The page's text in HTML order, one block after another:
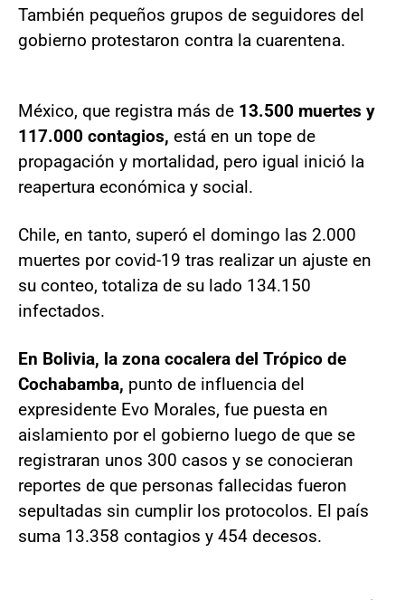
También pequeños grupos de seguidores del
gobierno protestaron contra la cuarentena.
México, que registra más de 13.500 muertes y
117.000 contagios, está en un tope de
propagación y mortalidad, pero igual inició la
reapertura económica y social.
Chile, en tanto, superó el domingo las 2.000
muertes por covid-19 tras realizar un ajuste en
su conteo, totaliza de su lado 134.150
infectados.
En Bolivia, la zona cocalera del Trópico de
Cochabamba, punto de influencia del
expresidente Evo Morales, fue puesta en
aislamiento por el gobierno luego de que se
registraran unos 300 casos y se conocieran
reportes de que personas fallecidas fueron
sepultadas sin cumplir los protocolos. El país
suma 13.358 contagios y 454 decesos.